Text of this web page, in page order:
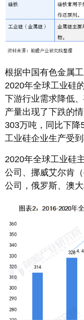
根据中国有色金属
2020年全球工业硅
下游行业需求降低
产量出现了下跌的
303万吨，同比下
工业硅企业生产受到
2020年全球工业硅
公司、挪威艾尔肯
公司，俄罗斯、澳